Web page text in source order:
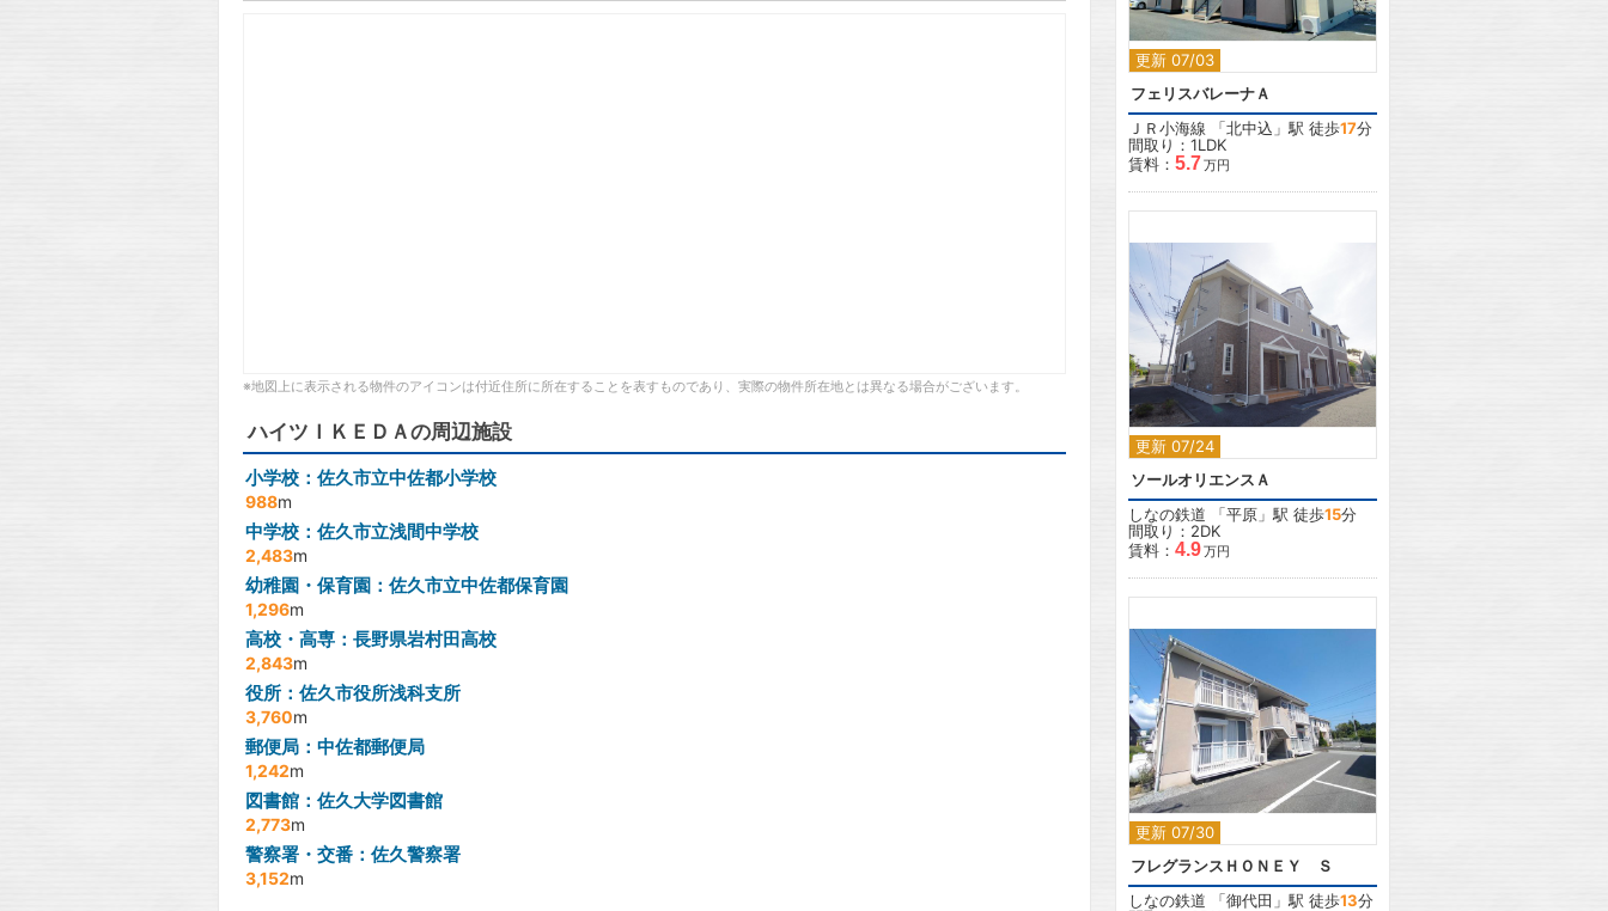
※地図上に表示される物件のアイコンは付近住所に所在することを表すものであり、実際の物件所在地とは異なる場合がございます。
ハイツＩＫＥＤＡの周辺施設
小学校：佐久市立中佐都小学校
988m
中学校：佐久市立浅間中学校
2,483m
幼稚園・保育園：佐久市立中佐都保育園
1,296m
高校・高専：長野県岩村田高校
2,843m
役所：佐久市役所浅科支所
3,760m
郵便局：中佐都郵便局
1,242m
図書館：佐久大学図書館
2,773m
警察署・交番：佐久警察署
3,152m
更新 07/03
フェリスバレーナＡ
ＪＲ小海線 「北中込 」駅 徒歩17分
間取り：1LDK
賃料： 5.7万円
更新 07/24
ソールオリエンスＡ
しなの鉄道 「平原 」駅 徒歩15分
間取り：2DK
賃料： 4.9万円
更新 07/30
2
フレグランスＨＯＮＥＹ Ｓ
しなの鉄道 「御代田 」駅 徒歩13分